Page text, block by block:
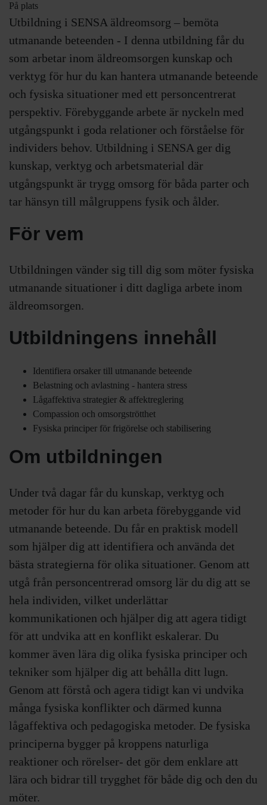
På plats
Utbildning i SENSA äldreomsorg – bemöta
utmanande beteenden - I denna utbildning får du
som arbetar inom äldreomsorgen kunskap och
verktyg för hur du kan hantera utmanande beteende
och fysiska situationer med ett personcentrerat
perspektiv. Förebyggande arbete är nyckeln med
utgångspunkt i goda relationer och förståelse för
individers behov. Utbildning i SENSA ger dig
kunskap, verktyg och arbetsmaterial där
utgångspunkt är trygg omsorg för båda parter och
tar hänsyn till målgruppens fysik och ålder.
För vem
Utbildningen vänder sig till dig som möter fysiska
utmanande situationer i ditt dagliga arbete inom
äldreomsorgen.
Utbildningens innehåll
Identifiera orsaker till utmanande beteende
Belastning och avlastning - hantera stress
Lågaffektiva strategier & affektreglering
Compassion och omsorgströtthet
Fysiska principer för frigörelse och stabilisering
Om utbildningen
Under två dagar får du kunskap, verktyg och
metoder för hur du kan arbeta förebyggande vid
utmanande beteende. Du får en praktisk modell
som hjälper dig att identifiera och använda det
bästa strategierna för olika situationer. Genom att
utgå från personcentrerad omsorg lär du dig att se
hela individen, vilket underlättar
kommunikationen och hjälper dig att agera tidigt
för att undvika att en konflikt eskalerar. Du
kommer även lära dig olika fysiska principer och
tekniker som hjälper dig att behålla ditt lugn.
Genom att förstå och agera tidigt kan vi undvika
många fysiska konflikter och därmed kunna
lågaffektiva och pedagogiska metoder. De fysiska
principerna bygger på kroppens naturliga
reaktioner och rörelser- det gör dem enklare att
lära och bidrar till trygghet för både dig och den du
möter.